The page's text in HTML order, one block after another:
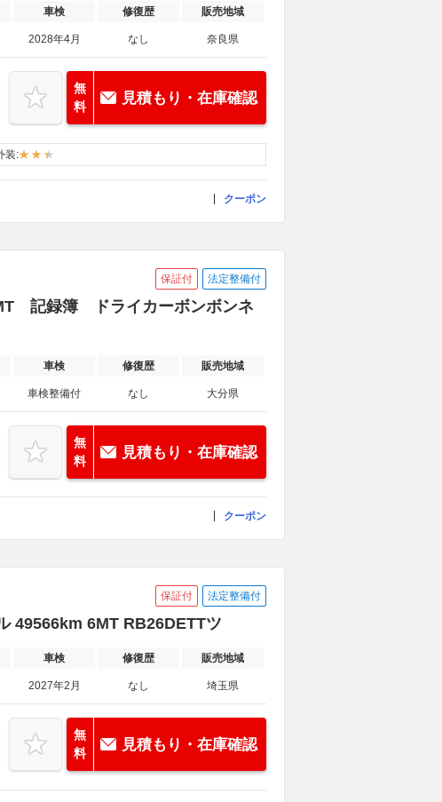
車検 修復歴 販売地域
2028年4月 なし 奈良県
無
料
見積もり・在庫確認
装:
クーポン
保証付 法定整備付
記録簿 ドライカーボンボンネ
車検 修復歴 販売地域
車検整備付 なし 大分県
無
料
見積もり・在庫確認
クーポン
保証付 法定整備付
49566km 6MT RB26DETTツ
車検 修復歴 販売地域
2027年2月 なし 埼玉県
無
料
見積もり・在庫確認